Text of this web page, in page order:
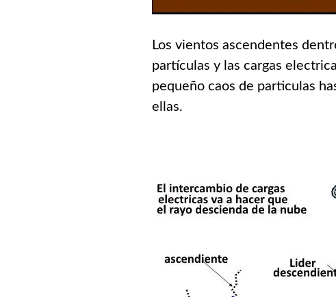
Los vientos ascendentes
partículas y las cargas
pequeño caos de particulas
ellas.